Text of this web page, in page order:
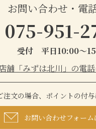
お問い合わせ・電
075-951-
受付 平日10:00～
舗「みずは北川」の電
注文の場合、ポイントの付与
お問い合わせフォーム